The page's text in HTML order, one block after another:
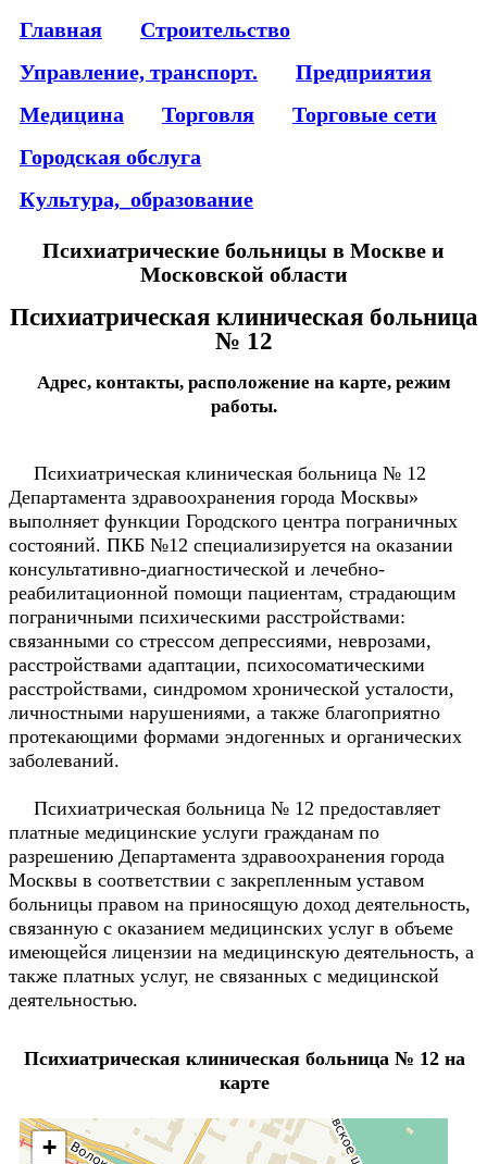
Главная
Строительство
Управление, транспорт.
Предприятия
Медицина
Торговля
Торговые сети
Городская обслуга
Культура,_образование
Психиатрические больницы в Москве и
Московской области
Психиатрическая клиническая больница
№ 12
Адрес, контакты, расположение на карте, режим
работы.
Психиатрическая клиническая больница № 12
Департамента здравоохранения города Москвы»
выполняет функции Городского центра пограничных
состояний. ПКБ №12 специализируется на оказании
консультативно-диагностической и лечебно-
реабилитационной помощи пациентам, страдающим
пограничными психическими расстройствами:
связанными со стрессом депрессиями, неврозами,
расстройствами адаптации, психосоматическими
расстройствами, синдромом хронической усталости,
личностными нарушениями, а также благоприятно
протекающими формами эндогенных и органических
заболеваний.
Психиатрическая больница № 12 предоставляет
платные медицинские услуги гражданам по
разрешению Департамента здравоохранения города
Москвы в соответствии с закрепленным уставом
больницы правом на приносящую доход деятельность,
связанную с оказанием медицинских услуг в объеме
имеющейся лицензии на медицинскую деятельность, а
также платных услуг, не связанных с медицинской
деятельностью.
Психиатрическая клиническая больница № 12 на
карте
+